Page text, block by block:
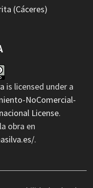
(Cáceres)
is licensed under a
NoComercial-
License.
obra en
.